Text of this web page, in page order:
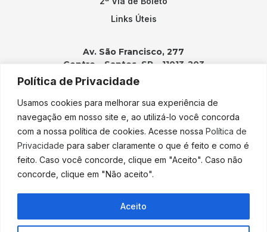
Política de Privacidade
Usamos cookies para melhorar sua experiência de
navegação em nosso site e, ao utilizá-lo você concorda
com a nossa política de cookies. Acesse nossa Política de
Privacidade para saber claramente o que é feito e como é
feito. Caso você concorde, clique em "Aceito". Caso não
concorde, clique em "Não aceito".
Aceito
Links Úteis
Av. São Francisco, 277
Centro – Santos, SP – 11013-203
Contatos:
(13) 3202-2100
adicao@adicao.com.br
lgpd@adicao.com.br
Copyright © 2023 Adição. Todos os direitos reservados. Desenvolvido